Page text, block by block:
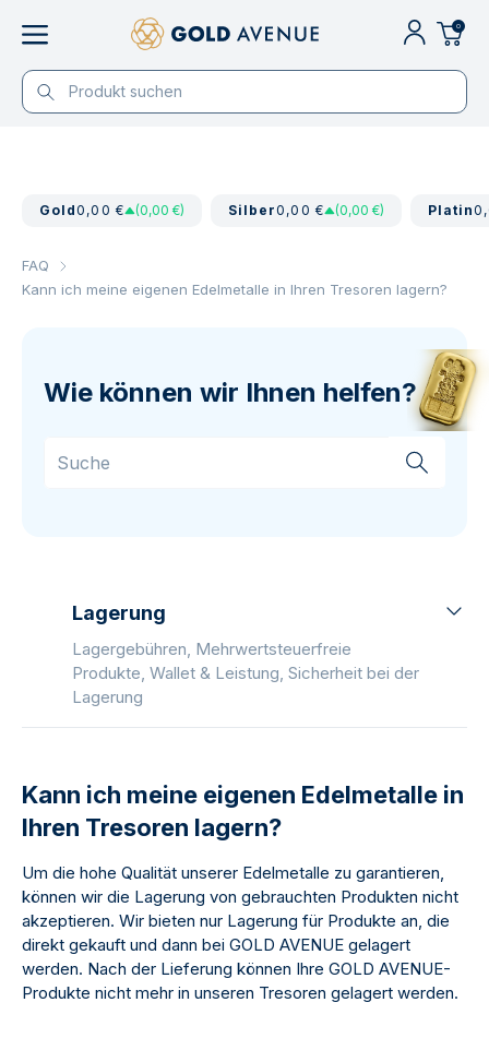
0
Gold0,00 € (0,00 €) Silber0,00 € (0,00 €) Platin
FAQ
Kann ich meine eigenen Edelmetalle in Ihren Tresoren lagern?
Wie können wir Ihnen helfen?
Lagerung
Lagergebühren, Mehrwertsteuerfreie
Produkte, Wallet & Leistung, Sicherheit bei der
Lagerung
Kann ich meine eigenen Edelmetalle in
Ihren Tresoren lagern?
Um die hohe Qualität unserer Edelmetalle zu garantieren,
können wir die Lagerung von gebrauchten Produkten nicht
akzeptieren. Wir bieten nur Lagerung für Produkte an, die
direkt gekauft und dann bei GOLD AVENUE gelagert
werden. Nach der Lieferung können Ihre GOLD AVENUE-
Produkte nicht mehr in unseren Tresoren gelagert werden.